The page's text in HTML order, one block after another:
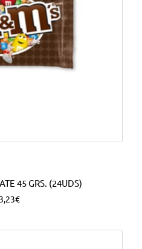
45 GRS. (24UDS)